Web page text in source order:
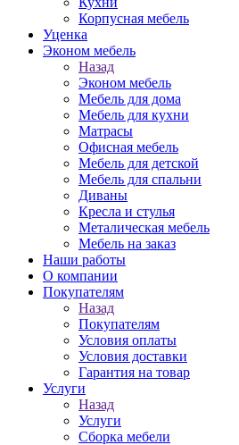
Корпусная мебель
Уценка
Эконом мебель
Назад
Эконом мебель
Мебель для дома
Мебель для кухни
Матрасы
Офисная мебель
Мебель для детской
Мебель для спальни
Диваны
Кресла и стулья
Металическая мебель
Мебель на заказ
Наши работы
О компании
Покупателям
Назад
Покупателям
Условия оплаты
Условия доставки
Гарантия на товар
Услуги
Назад
Услуги
Сборка мебели